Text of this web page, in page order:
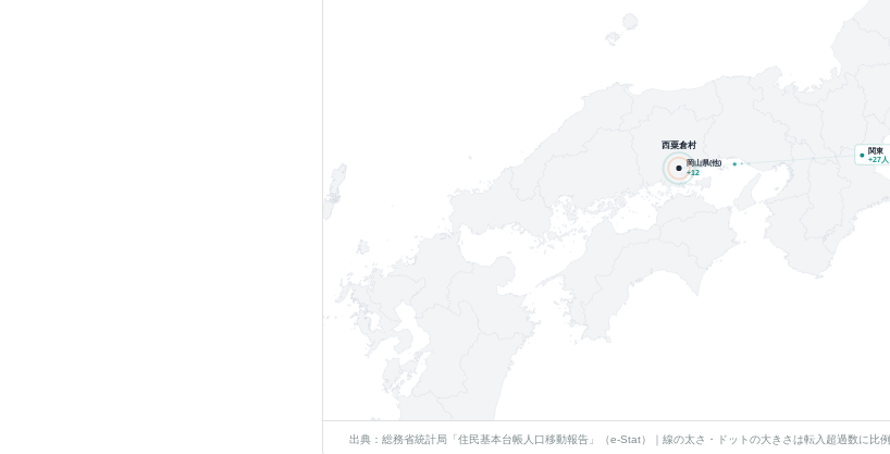
岡山県(他)
+12
西粟倉村
関東
+27人
出典：総務省統計局「住民基本台帳人口移動報告」（e-Stat）｜線の太さ・ドットの大きさは転入超過数に比例